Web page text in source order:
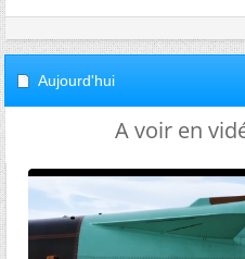
Aujourd'hui
A voir en